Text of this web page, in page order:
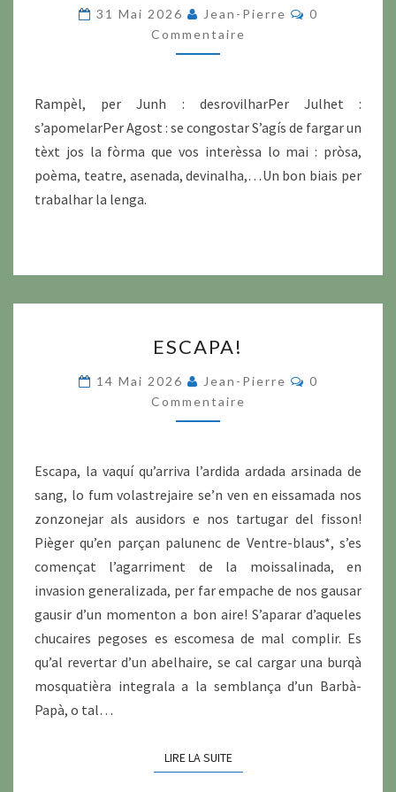
TALHIÈRS
D’ESCRITURA
VENENTS
31 Mai 2026 Jean-Pierre
0
Commentaire
Rampèl, per Junh : desrovilharPer Julhet :
s’apomelarPer Agost : se congostar S’agís de fargar un
tèxt jos la fòrma que vos interèssa lo mai : pròsa,
poèma, teatre, asenada, devinalha,…Un bon biais per
trabalhar la lenga.
ESCAPA!
14 Mai 2026 Jean-Pierre
0
Commentaire
Escapa, la vaquí qu’arriva l’ardida ardada arsinada de
sang, lo fum volastrejaire se’n ven en eissamada nos
zonzonejar als ausidors e nos tartugar del fisson!
Pièger qu’en parçan palunenc de Ventre-blaus*, s’es
començat l’agarriment de la moissalinada, en
invasion generalizada, per far empache de nos gausar
gausir d’un momenton a bon aire! S’aparar d’aqueles
chucaires pegoses es escomesa de mal complir. Es
qu’al revertar d’un abelhaire, se cal cargar una burqà
mosquatièra integrala a la semblança d’un Barbà-
Papà, o tal…
LIRE LA SUITELIRE LA SUITE